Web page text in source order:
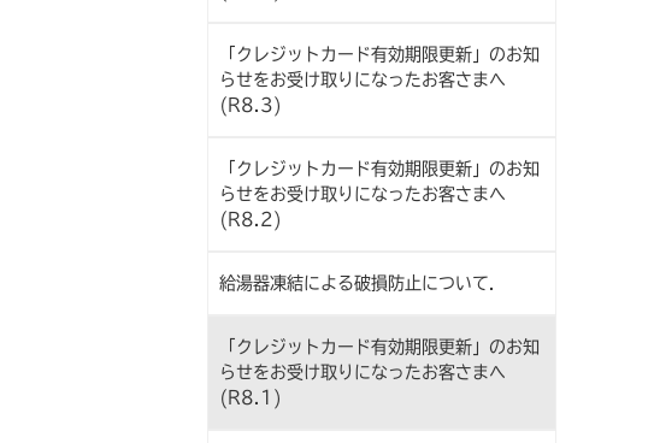
「クレジットカード有効期限更新」のお知
らせをお受け取りになったお客さまへ
(R8.3)
「クレジットカード有効期限更新」のお知
らせをお受け取りになったお客さまへ
(R8.2)
給湯器凍結による破損防止について.
「クレジットカード有効期限更新」のお知
らせをお受け取りになったお客さまへ
(R8.1)